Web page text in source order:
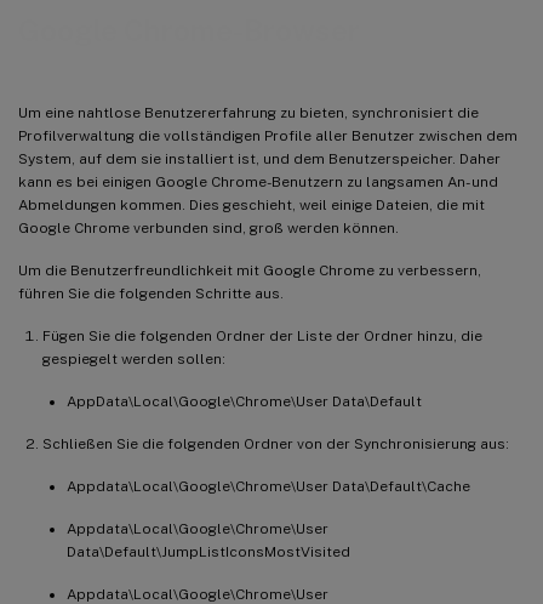
Um eine nahtlose Benutzererfahrung zu bieten, synchronisiert die
Profilverwaltung die vollständigen Profile aller Benutzer zwischen dem
System, auf dem sie installiert ist, und dem Benutzerspeicher. Daher
kann es bei einigen Google Chrome-Benutzern zu langsamen An- und
Abmeldungen kommen. Dies geschieht, weil einige Dateien, die mit
Google Chrome verbunden sind, groß werden können.
Um die Benutzerfreundlichkeit mit Google Chrome zu verbessern,
führen Sie die folgenden Schritte aus.
Fügen Sie die folgenden Ordner der Liste der Ordner hinzu, die
gespiegelt werden sollen:
AppData\Local\Google\Chrome\User Data\Default
Schließen Sie die folgenden Ordner von der Synchronisierung aus:
Appdata\Local\Google\Chrome\User Data\Default\Cache
Appdata\Local\Google\Chrome\User
Data\Default\JumpListIconsMostVisited
Appdata\Local\Google\Chrome\User